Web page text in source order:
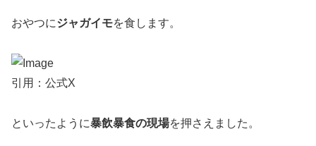
おやつにジャガイモを食します。
引用：公式X
といったように暴飲暴食の現場を押さえました。